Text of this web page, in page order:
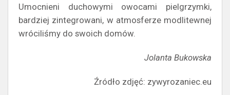
Umocnieni duchowymi owocami pielgrzymki,
bardziej zintegrowani, w atmosferze modlitewnej
wróciliśmy do swoich domów.
Jolanta Bukowska
Źródło zdjęć: zywyrozaniec.eu